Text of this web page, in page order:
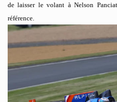
de laisser le volant à Nelson
référence.